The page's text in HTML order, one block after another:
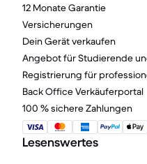
12 Monate Garantie
Versicherungen
Dein Gerät verkaufen
Angebot für Studierende
Registrierung für
Back Office Verkäuferportal
100 % sichere Zahlungen
Lesenswertes